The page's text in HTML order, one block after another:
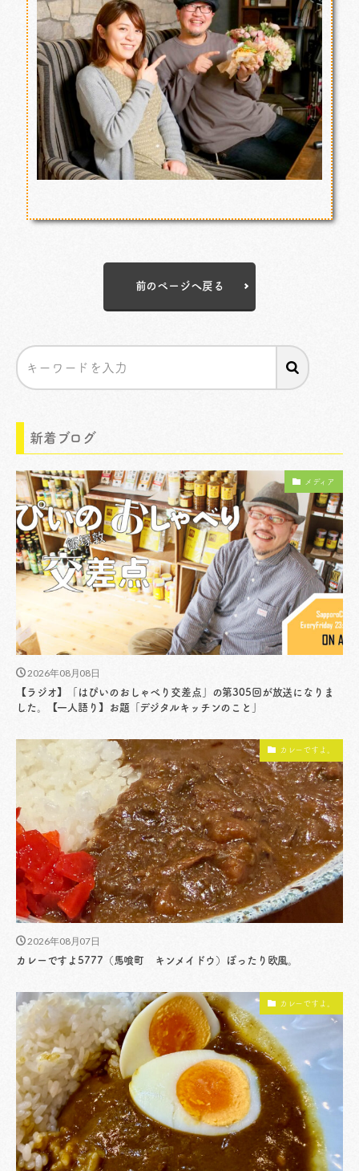
前のページへ戻る
新着ブログ
メディア
2026年08月08日
【ラジオ】「はぴいのおしゃべり交差点」の第305回が放送になりま
した。【一人語り】お題「デジタルキッチンのこと」
カレーですよ。
2026年08月07日
カレーですよ5777（馬喰町 キンメイドウ）ぽったり欧風。
カレーですよ。